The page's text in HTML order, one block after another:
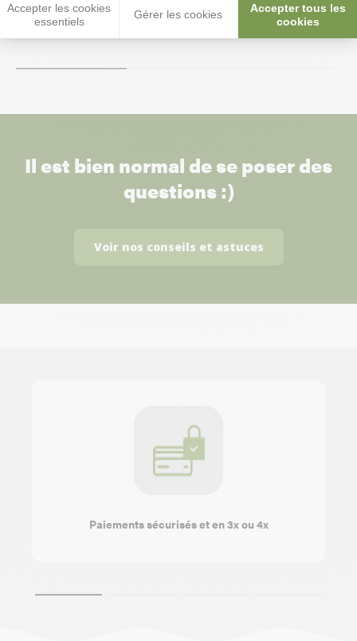
Accepter les cookies
essentiels
Gérer les cookies
Accepter tous les
cookies
7,10 € 15,90 €
Il est bien normal de se poser des
questions :)
Voir nos conseils et astuces
Paiements sécurisés et en 3x ou 4x